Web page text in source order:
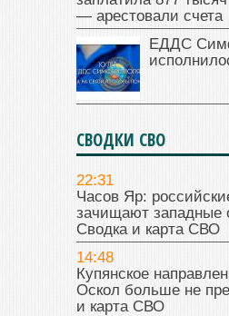
— арестовали счета
ЕДДС
СВОДКИ СВО
22:31
Часов Яр:
зачищают западные
Сводка и карта СВО
14:48
Купянское
Оскол больше не
и карта СВО